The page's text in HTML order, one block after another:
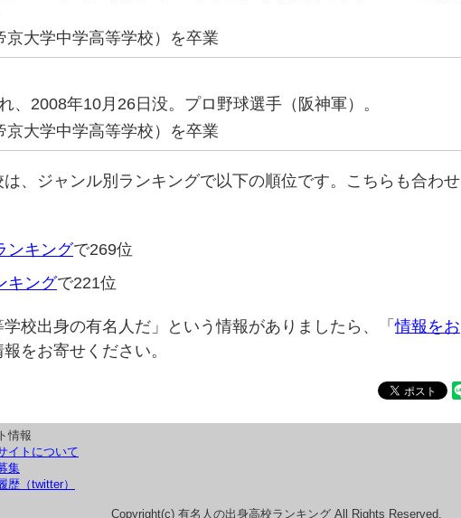
京大学中学高等学校）を卒業
、2008年10月26日没。プロ野球選手（阪神軍）。
京大学中学高等学校）を卒業
、ジャンル別ランキングで以下の順位です。こちらも合わせ
ンキングで269位
キングで221位
学校出身の有名人だ」という情報がありましたら、「情報をお
報をお寄せください。
情報
イトについて
集
歴（twitter）
Copyright(c) 有名人の出身高校ランキング All Rights Reserved.